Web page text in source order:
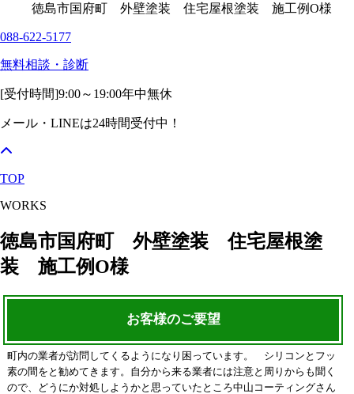
徳島市国府町 外壁塗装 住宅屋根塗装 施工例O様
088-622-5177
無料相談・診断
[受付時間]9:00～19:00年中無休
メール・LINEは24時間受付中！
TOP
WORKS
徳島市国府町 外壁塗装 住宅屋根塗
装 施工例O様
お客様のご要望
町内の業者が訪問してくるようになり困っています。 シリコンとフッ
素の間をと勧めてきます。自分から来る業者には注意と周りからも聞く
ので、どうにか対処しようかと思っていたところ中山コーティングさん